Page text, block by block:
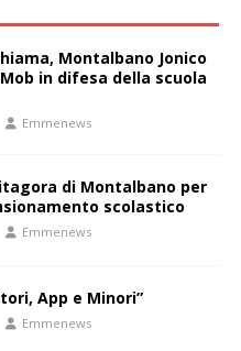
Montalbano Jonico
in difesa della scuola
Emmenews
di Montalbano per
scolastico
Emmenews
App e Minori”
Emmenews